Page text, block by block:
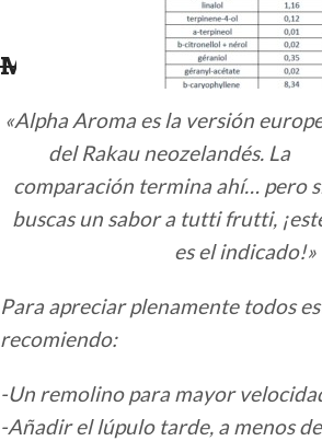
7,50€-30,00€
Machos Muchos Alpha!!
«Alpha Aroma es la versión
del Rakau neozelandés. La
comparación termina ahí… pero
buscas un sabor a tutti frutti,
es el indicado!»
Para apreciar plenamente todos
recomiendo:
-Un remolino para mayor
-Añadir el lúpulo tarde, a menos